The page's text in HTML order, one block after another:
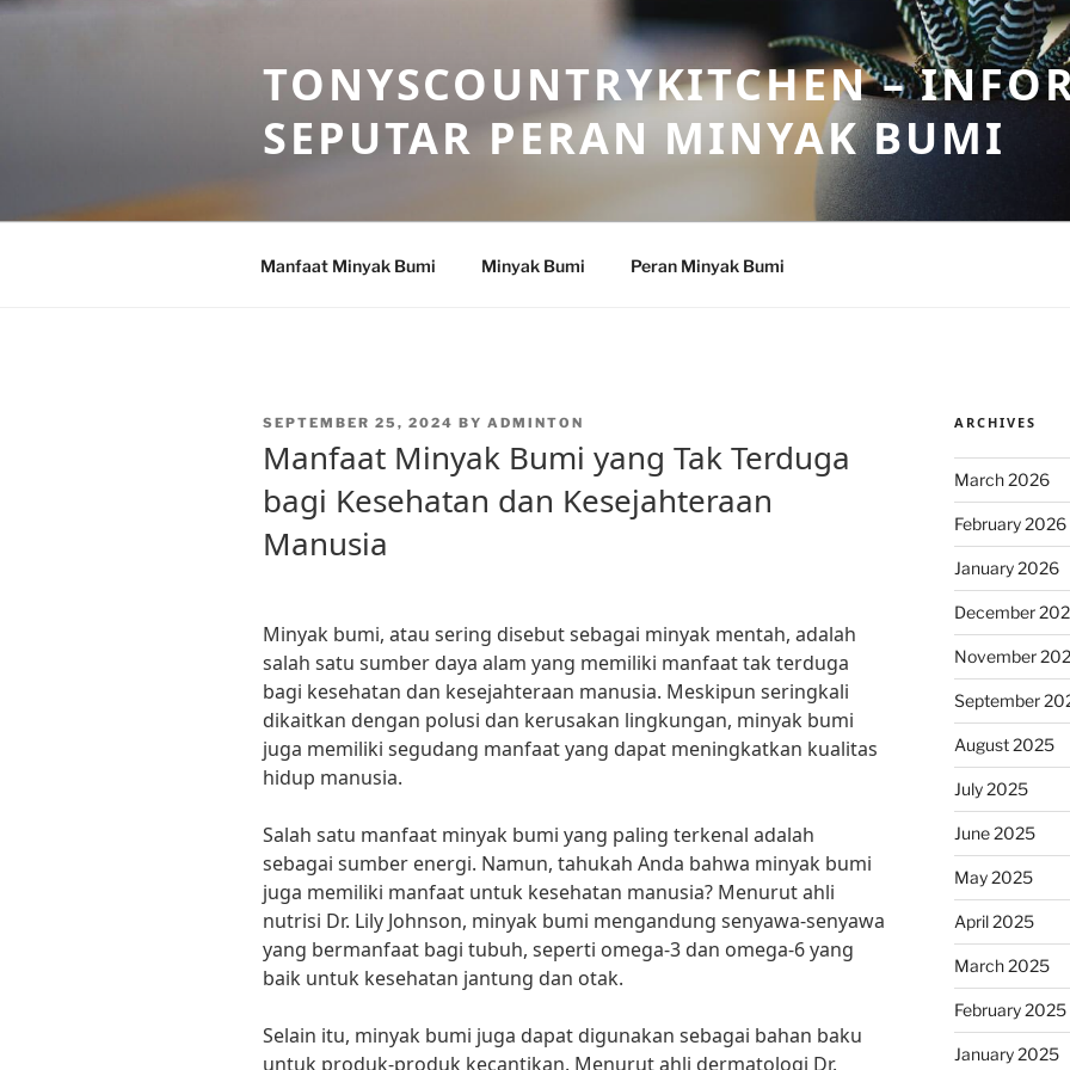
Skip
TONYSCOUNTRYKITCHEN –
SEPUTAR PERAN MINYAK BUMI
Manfaat Minyak Bumi Minyak Bumi Peran Minyak Bumi
POSTED
SEPTEMBER 25, 2024 BY ADMINTON
Manfaat Minyak Bumi yang Tak Terduga
bagi Kesehatan dan Kesejahteraan
Manusia
Minyak bumi, atau sering disebut sebagai minyak mentah, adalah
salah satu sumber daya alam yang memiliki manfaat tak terduga
bagi kesehatan dan kesejahteraan manusia. Meskipun seringkali
dikaitkan dengan polusi dan kerusakan lingkungan, minyak bumi
juga memiliki segudang manfaat yang dapat meningkatkan kualitas
hidup manusia.
Salah satu manfaat minyak bumi yang paling terkenal adalah
sebagai sumber energi. Namun, tahukah Anda bahwa minyak bumi
juga memiliki manfaat untuk kesehatan manusia? Menurut ahli
nutrisi Dr. Lily Johnson, minyak bumi mengandung senyawa-senyawa
yang bermanfaat bagi tubuh, seperti omega-3 dan omega-6 yang
baik untuk kesehatan jantung dan otak.
Selain itu, minyak bumi juga dapat digunakan sebagai bahan baku
untuk produk-produk kecantikan. Menurut ahli dermatologi Dr.
ARCHIVES
March 2026
February 2026
January 2026
December
November
September
August 2025
July 2025
June 2025
May 2025
April 2025
March 2025
February 2025
January 2025